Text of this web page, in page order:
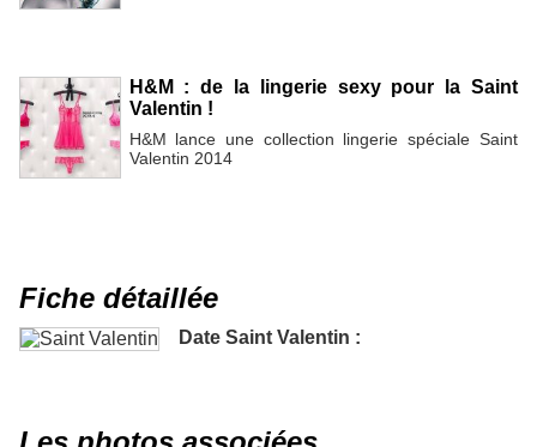
H&M : de la lingerie sexy pour la Saint
Valentin !
H&M lance une collection lingerie spéciale Saint
Valentin 2014
Fiche détaillée
Date Saint Valentin :